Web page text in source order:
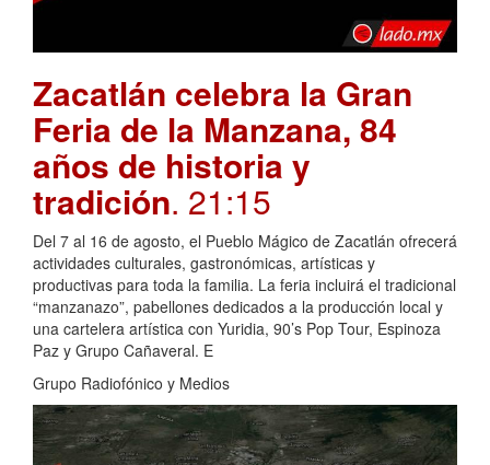
Zacatlán celebra la Gran
Feria de la Manzana, 84
años de historia y
tradición. 21:15
Del 7 al 16 de agosto, el Pueblo Mágico de Zacatlán ofrecerá
actividades culturales, gastronómicas, artísticas y
productivas para toda la familia. La feria incluirá el tradicional
“manzanazo”, pabellones dedicados a la producción local y
una cartelera artística con Yuridia, 90’s Pop Tour, Espinoza
Paz y Grupo Cañaveral. E
Grupo Radiofónico y Medios